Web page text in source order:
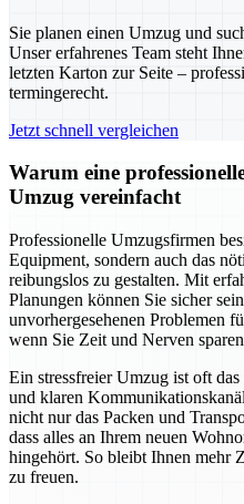
Sie planen einen Umzug und
Unser erfahrenes Team steht
letzten Karton zur Seite –
termingerecht.
Jetzt schnell vergleichen
Warum eine
Umzug vereinfacht
Professionelle Umzugsfirmen
Equipment, sondern auch das
reibungslos zu gestalten. Mit
Planungen können Sie sicher
unvorhergesehenen Problemen
wenn Sie Zeit und Nerven
Ein stressfreier Umzug ist oft
und klaren
nicht nur das Packen und
dass alles an Ihrem neuen
hingehört. So bleibt Ihnen mehr
zu freuen.